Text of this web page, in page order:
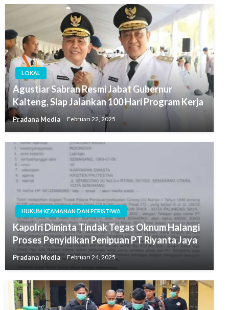
LOKAL
Agustiar Sabran Resmi Jabat Gubernur
Kalteng, Siap Jalankan 100 Hari Program Kerja
Pradana Media Februari 22, 2025
HUKUM KEAMANAN DAN PERISTIWA
Kapolri Diminta Tindak Tegas Oknum Halangi
Proses Penyidikan Penipuan PT Riyanta Jaya
Pradana Media Februari 24, 2025